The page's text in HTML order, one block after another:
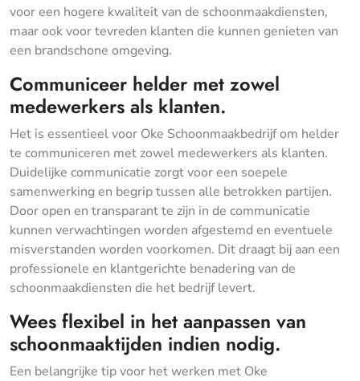
voor een hogere kwaliteit van de schoonmaakdiensten,
maar ook voor tevreden klanten die kunnen genieten van
een brandschone omgeving.
Communiceer helder met zowel
medewerkers als klanten.
Het is essentieel voor Oke Schoonmaakbedrijf om helder
te communiceren met zowel medewerkers als klanten.
Duidelijke communicatie zorgt voor een soepele
samenwerking en begrip tussen alle betrokken partijen.
Door open en transparant te zijn in de communicatie
kunnen verwachtingen worden afgestemd en eventuele
misverstanden worden voorkomen. Dit draagt bij aan een
professionele en klantgerichte benadering van de
schoonmaakdiensten die het bedrijf levert.
Wees flexibel in het aanpassen van
schoonmaaktijden indien nodig.
Een belangrijke tip voor het werken met Oke